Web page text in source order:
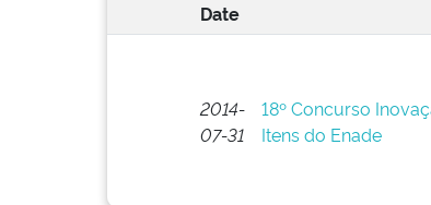
Date
2014-
07-31
18º Concurso
Itens do Enade